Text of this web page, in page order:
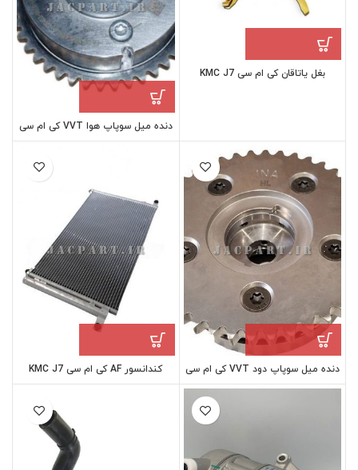
بغل یاتاقان کی ام سی KMC J7
دنده میل سوپاپ هوا VVT کی ام سی
KMC J7
دنده میل سوپاپ دود VVT کی ام سی
KMC J7
کندانسور AF کی ام سی KMC J7